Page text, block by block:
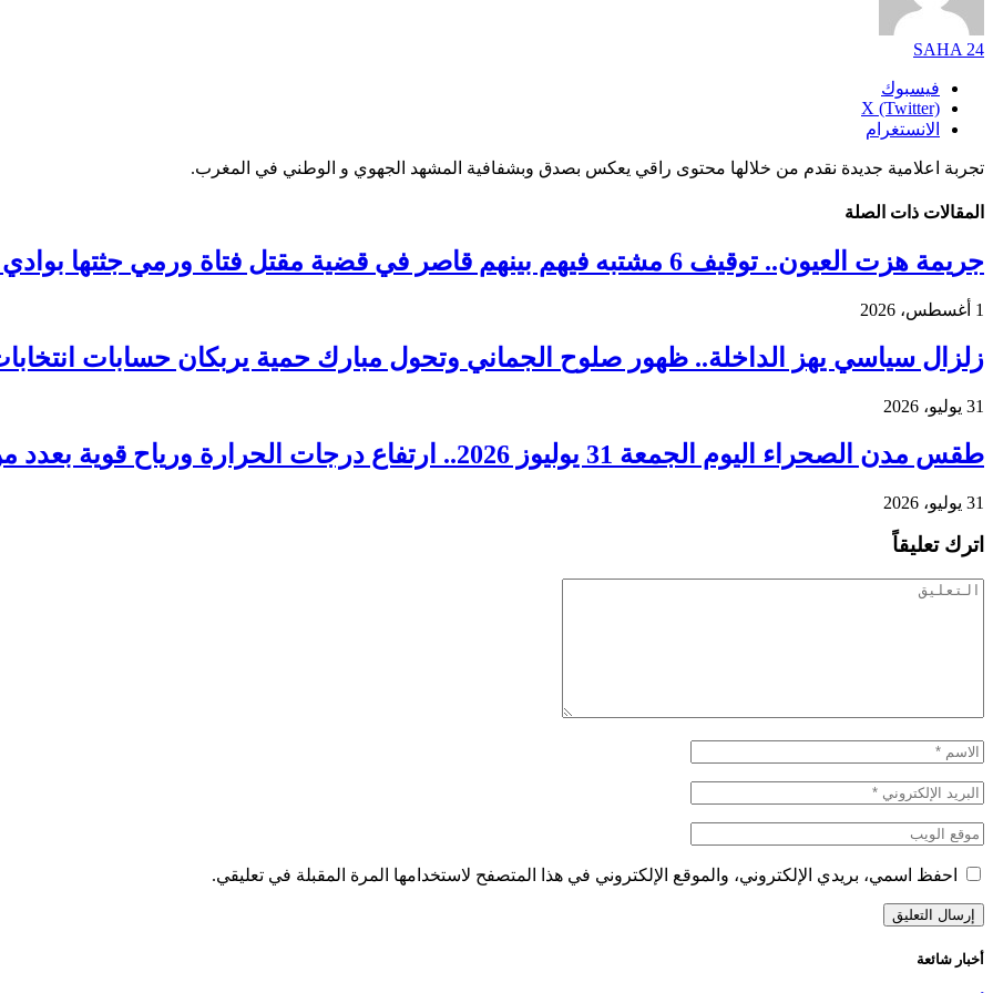
SAHA 24
فيسبوك
X (Twitter)
الانستغرام
تجربة اعلامية جديدة نقدم من خلالها محتوى راقي يعكس بصدق وبشفافية المشهد الجهوي و الوطني في المغرب.
المقالات ذات الصلة
جريمة هزت العيون.. توقيف 6 مشتبه فيهم بينهم قاصر في قضية مقتل فتاة ورمي جثتها بوادي الساقية الحمراء
1 أغسطس، 2026
زلزال سياسي يهز الداخلة.. ظهور صلوح الجماني وتحول مبارك حمية يربكان حسابات انتخابات
31 يوليو، 2026
طقس مدن الصحراء اليوم الجمعة 31 يوليوز 2026.. ارتفاع درجات الحرارة ورياح قوية بعدد من الأقاليم
31 يوليو، 2026
اترك تعليقاً
احفظ اسمي، بريدي الإلكتروني، والموقع الإلكتروني في هذا المتصفح لاستخدامها المرة المقبلة في تعليقي.
أخبار شائعة